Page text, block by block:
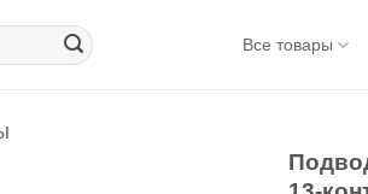
Все товары